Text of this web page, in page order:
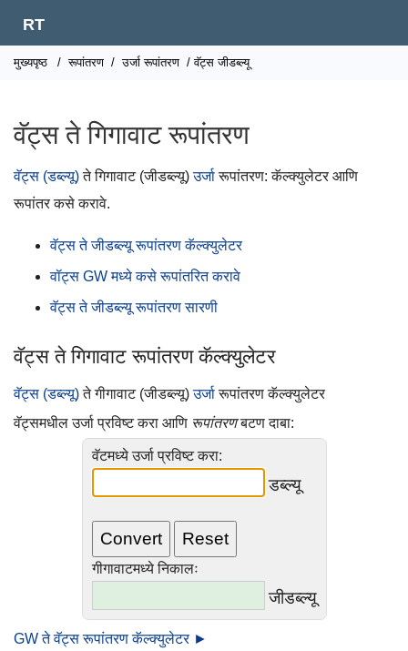
RT
मुख्यपृष्ठ / रूपांतरण / उर्जा रूपांतरण / वॅट्स जीडब्ल्यू
वॅट्स ते गिगावाट रूपांतरण
वॅट्स (डब्ल्यू)ते गिगावाट (जीडब्ल्यू)उर्जारूपांतरण: कॅल्क्युलेटर आणि
रूपांतर कसे करावे.
वॅट्स ते जीडब्ल्यू रूपांतरण कॅल्क्युलेटर
वॉट्स GW मध्ये कसे रूपांतरित करावे
वॅट्स ते जीडब्ल्यू रूपांतरण सारणी
वॅट्स ते गिगावाट रूपांतरण कॅल्क्युलेटर
वॅट्स (डब्ल्यू)ते गीगावाट (जीडब्ल्यू)उर्जारूपांतरण कॅल्क्युलेटर
वॅट्समधील उर्जा प्रविष्ट करा आणि रूपांतरणबटण दाबा:
वॅटमध्ये उर्जा प्रविष्ट करा:
डब्ल्यू
गीगावाटमध्ये निकालः
जीडब्ल्यू
GW ते वॅट्स रूपांतरण कॅल्क्युलेटर ►